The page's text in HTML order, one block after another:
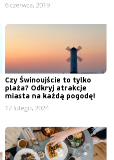
6 czerwca, 2019
Czy Świnoujście to tylko
plaża? Odkryj atrakcje
miasta na każdą pogodę!
12 lutego, 2024